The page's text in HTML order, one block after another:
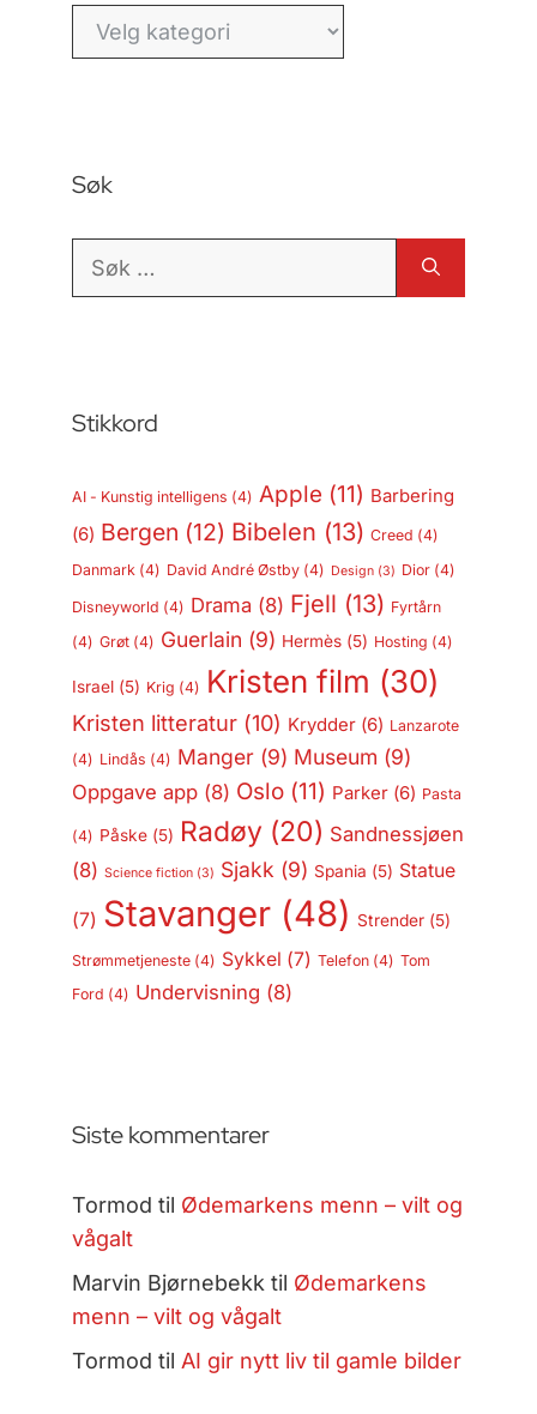
Kategorier
Søk
Søk
Stikkord
AI - Kunstig intelligens (4) Apple (11) Barbering
(6) Bergen (12) Bibelen (13) Creed (4)
Danmark (4) David André Østby(4) Design(3) Dior(4)
Disneyworld (4) Drama (8) Fjell (13) Fyrtårn
(4) Grøt(4) Guerlain (9) Hermès(5) Hosting (4)
Israel(5) Krig (4) Kristen film (30)
Kristen litteratur(10) Krydder(6) Lanzarote
(4) Lindås (4) Manger(9) Museum (9)
Oppgave app(8) Oslo(11) Parker(6) Pasta
(4) Påske(5) Radøy(20) Sandnessjøen
(8) Science fiction(3) Sjakk (9) Spania (5) Statue
(7) Stavanger(48) Strender(5)
Strømmetjeneste(4) Sykkel (7) Telefon(4) Tom
Ford (4) Undervisning (8)
Siste kommentarer
Tormod til Ødemarkens menn – vilt og
vågalt
Marvin Bjørnebekk til Ødemarkens
menn – vilt og vågalt
Tormod til AI gir nytt liv til gamle bilder